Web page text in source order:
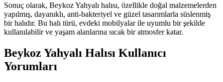
Sonuç olarak, Beykoz Yahyalı halısı, özellikle doğal malzemelerden
yapılmış, dayanıklı, anti-bakteriyel ve güzel tasarımlarla süslenmiş
bir halıdır. Bu halı türü, evdeki mobilyalar ile uyumlu bir şekilde
kullanılabilir ve yaşam alanlarına sıcak bir atmosfer katar.
Beykoz Yahyalı Halısı Kullanıcı
Yorumları